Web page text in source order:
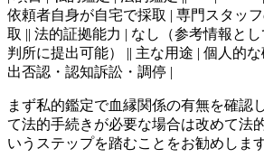
依頼者自身が自宅で採取 | 専門スタッ
取 || 法的証拠能力 | なし（参考情報と
判所に提出可能） || 主な用途 | 個人的
出否認・認知訴訟・調停 |
まず私的鑑定で血縁関係の有無を確認
て法的手続きが必要な場合は改めて法
いうステップを踏むことをお勧めします